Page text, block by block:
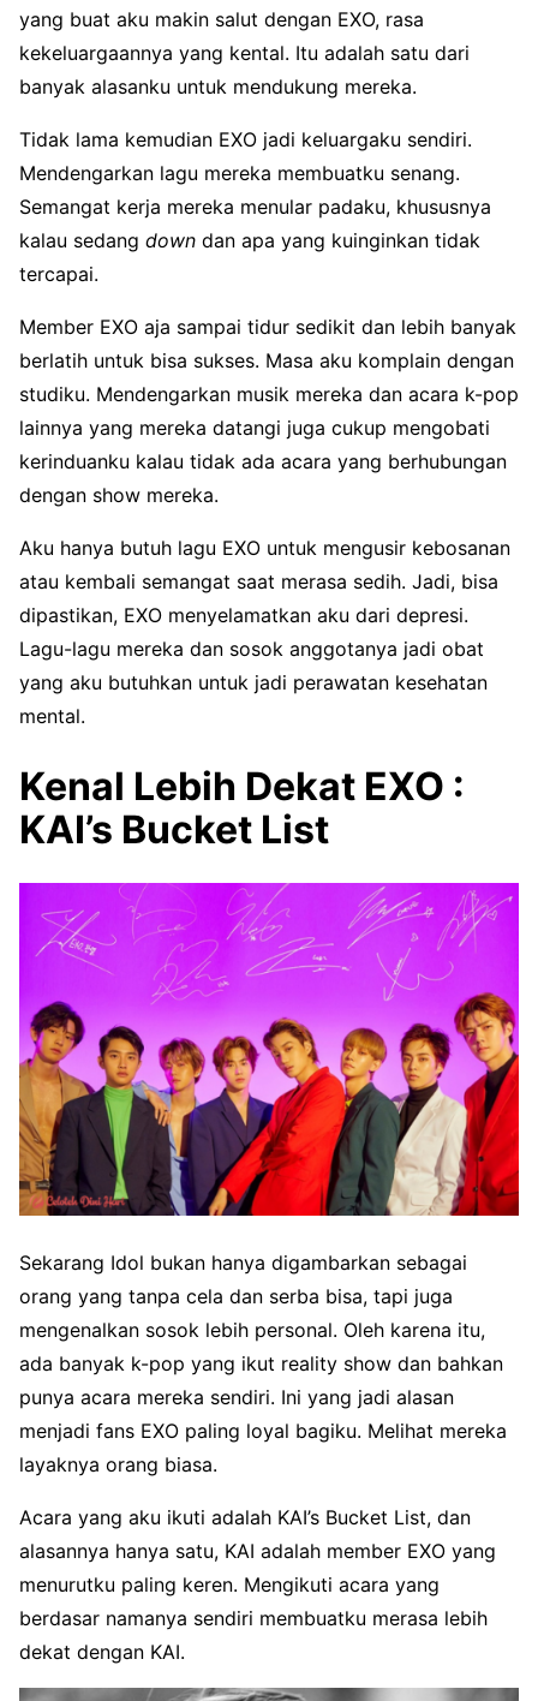
yang buat aku makin salut dengan EXO, rasa
kekeluargaannya yang kental. Itu adalah satu dari
banyak alasanku untuk mendukung mereka.
Tidak lama kemudian EXO jadi keluargaku sendiri.
Mendengarkan lagu mereka membuatku senang.
Semangat kerja mereka menular padaku, khususnya
kalau sedang down dan apa yang kuinginkan tidak
tercapai.
Member EXO aja sampai tidur sedikit dan lebih banyak
berlatih untuk bisa sukses. Masa aku komplain dengan
studiku. Mendengarkan musik mereka dan acara k-pop
lainnya yang mereka datangi juga cukup mengobati
kerinduanku kalau tidak ada acara yang berhubungan
dengan show mereka.
Aku hanya butuh lagu EXO untuk mengusir kebosanan
atau kembali semangat saat merasa sedih. Jadi, bisa
dipastikan, EXO menyelamatkan aku dari depresi.
Lagu-lagu mereka dan sosok anggotanya jadi obat
yang aku butuhkan untuk jadi perawatan kesehatan
mental.
Kenal Lebih Dekat EXO :
KAI’s Bucket List
Sekarang Idol bukan hanya digambarkan sebagai
orang yang tanpa cela dan serba bisa, tapi juga
mengenalkan sosok lebih personal. Oleh karena itu,
ada banyak k-pop yang ikut reality show dan bahkan
punya acara mereka sendiri. Ini yang jadi alasan
menjadi fans EXO paling loyal bagiku. Melihat mereka
layaknya orang biasa.
Acara yang aku ikuti adalah KAI’s Bucket List, dan
alasannya hanya satu, KAI adalah member EXO yang
menurutku paling keren. Mengikuti acara yang
berdasar namanya sendiri membuatku merasa lebih
dekat dengan KAI.